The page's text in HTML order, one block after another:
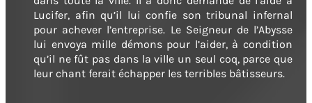
Lucifer, afin qu’il lui confie son tribunal infernal
pour achever l’entreprise. Le Seigneur de l’Abysse
lui envoya mille démons pour l’aider, à condition
qu’il ne fût pas dans la ville un seul coq, parce que
leur chant ferait échapper les terribles bâtisseurs.